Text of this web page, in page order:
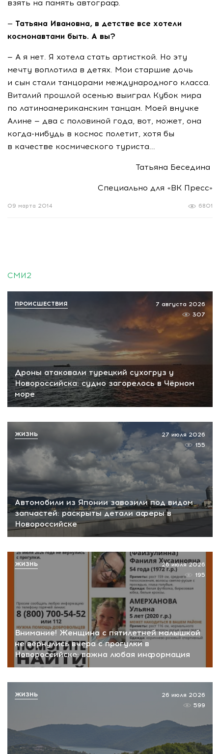
взять на память автограф.
— Татьяна Ивановна, в детстве все хотели
космонавтами быть. А вы?
— А я нет. Я хотела стать артисткой. Но эту
мечту воплотила в детях. Мои старшие дочь
и сын стали танцорами международного класса.
Виталий прошлой осенью выиграл Кубок мира
по латиноамериканским танцам. Моей внучке
Алине — два с половиной года, вот, может, она
когда-нибудь в космос полетит, хотя бы
в качестве космического туриста...
Татьяна Беседина
Специально для «ВК Пресс»
6801
09 марта 2014
СМИ2
Дроны атаковали турецкий сухогруз у
Новороссийска: судно загорелось в Чёрном
море
7 августа 2026
307
ПРОИСШЕСТВИЯ
Автомобили из Японии завозили под видом
запчастей: раскрыты детали аферы в
Новороссийске
27 июля 2026
155
ЖИЗНЬ
Внимание! Женщина с пятилетней малышкой
не вернулись вчера с прогулки в
Новороссийске: важна любая информация
26 июля 2026
195
ЖИЗНЬ
26 июля 2026
599
ЖИЗНЬ